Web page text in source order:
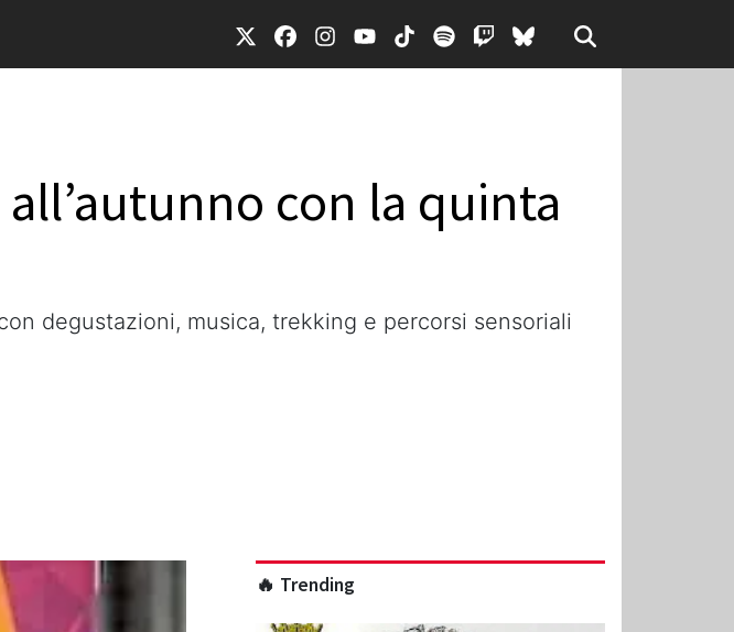
con la quinta
degustazioni, musica, trekking e percorsi sensoriali
🔥 Trending